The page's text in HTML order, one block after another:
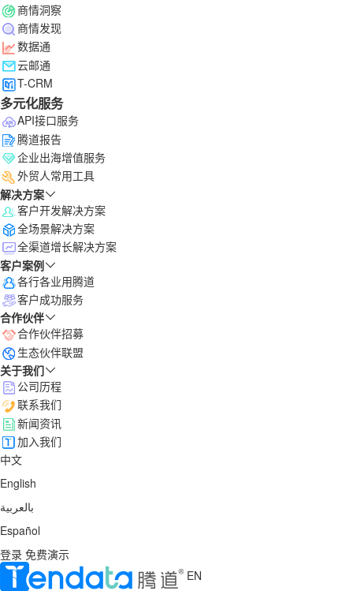
商情洞察
商情发现
数据通
云邮通
T-CRM
多元化服务
API接口服务
腾道报告
企业出海增值服务
外贸人常用工具
解决方案
客户开发解决方案
全场景解决方案
全渠道增长解决方案
客户案例
各行各业用腾道
客户成功服务
合作伙伴
合作伙伴招募
生态伙伴联盟
关于我们
公司历程
联系我们
新闻资讯
加入我们
中文
English
بالعربية
Español
登录 免费演示
EN